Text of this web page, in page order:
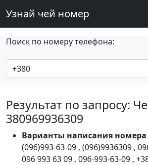
Узнай чей номер
Поиск по номеру телефона:
Результат по запросу:
380969936309
Варианты написания номера
(096)993-63-09 , (096)9936309 ,
096 993 63 09 , 096-993-63-09 ,